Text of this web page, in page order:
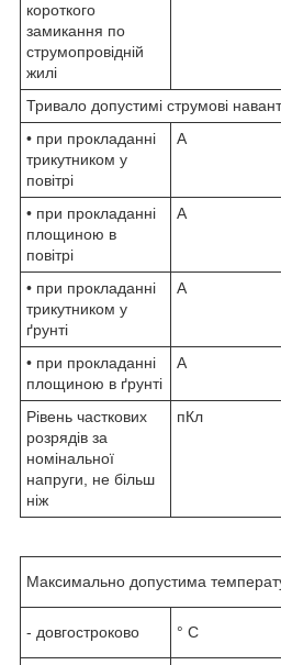
короткого
замикання по
струмопровідній
жилі
Тривало допустимі струмові
• при прокладанні
трикутником у
повітрі
А
• при прокладанні
площиною в
повітрі
А
• при прокладанні
трикутником у
ґрунті
А
• при прокладанні
площиною в ґрунті
А
Рівень часткових
розрядів за
номінальної
напруги, не більш
ніж
пКл
Максимально допустима
- довгостроково ° С